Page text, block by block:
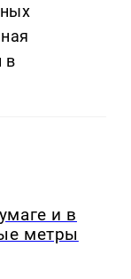
в
и в
метры